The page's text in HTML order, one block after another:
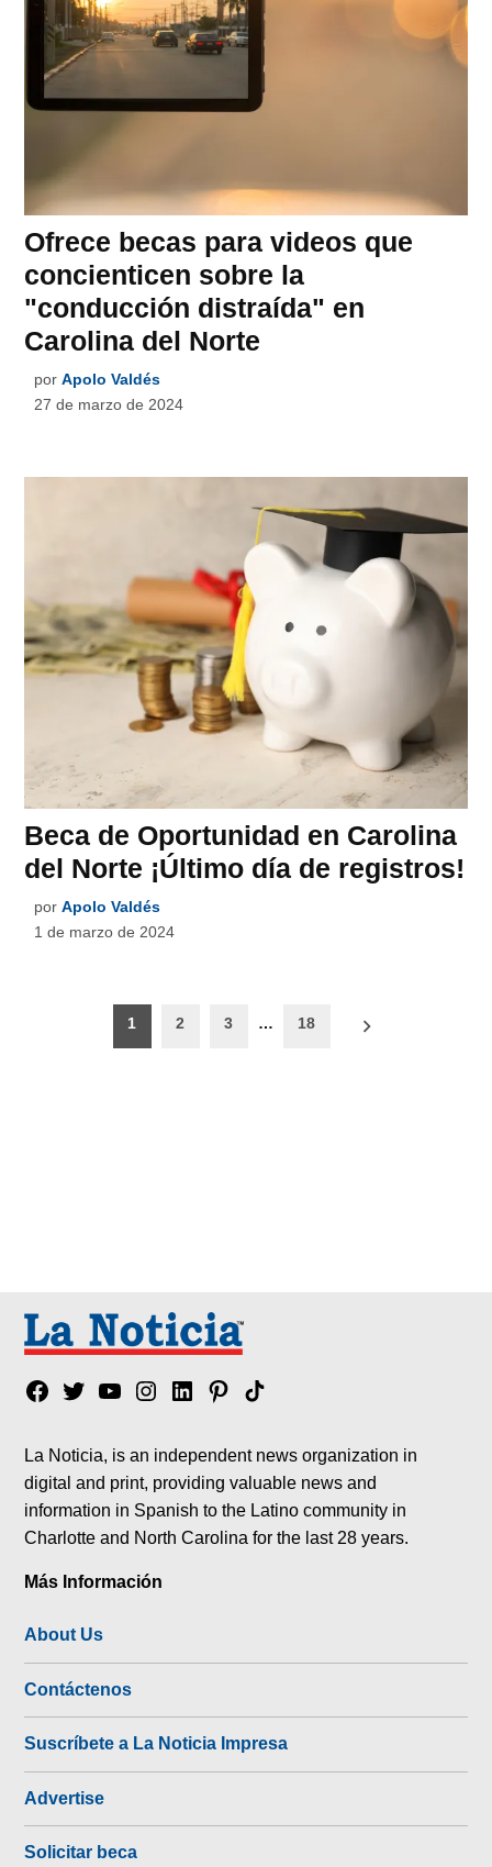
Ofrece becas para videos que
concienticen sobre la
"conducción distraída" en
Carolina del Norte
por Apolo Valdés
27 de marzo de 2024
Beca de Oportunidad en Carolina
del Norte ¡Último día de registros!
por Apolo Valdés
1 de marzo de 2024
Paginación
1 2 3 … 18
Facebook
TwitterYouTubeInstagram
LinkedinPinterest
Tik
La Noticia, is an independent news organization in
digital and print, providing valuable news and
information in Spanish to the Latino community in
Charlotte and North Carolina for the last 28 years.
Más Información
About Us
Contáctenos
Suscríbete a La Noticia Impresa
Advertise
Solicitar beca